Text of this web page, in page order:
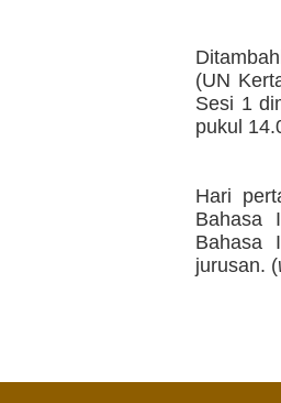
(UN
Sesi 1
pukul
Hari
Bahasa
Bahasa
jurusan. (